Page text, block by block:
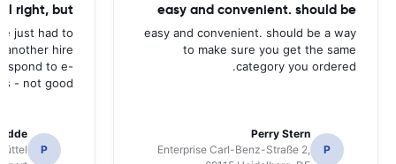
easy and convenient. should be
easy and convenient. should be a way
to make sure you get the same
category you ordered.
P
Perry Stern
Enterprise Carl-Benz-Straße 2,
right, but
just had to
another hire
to e-
- not good.
P